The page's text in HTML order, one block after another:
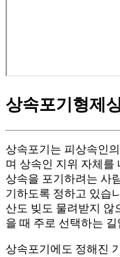
상속포기형제
상속포기는 피상속인
며 상속인 지위 자체를
상속을 포기하려는 사
기하도록 정하고 있습
산도 빚도 물려받지 않
을 때 주로 선택하는 길
상속포기에도 정해진